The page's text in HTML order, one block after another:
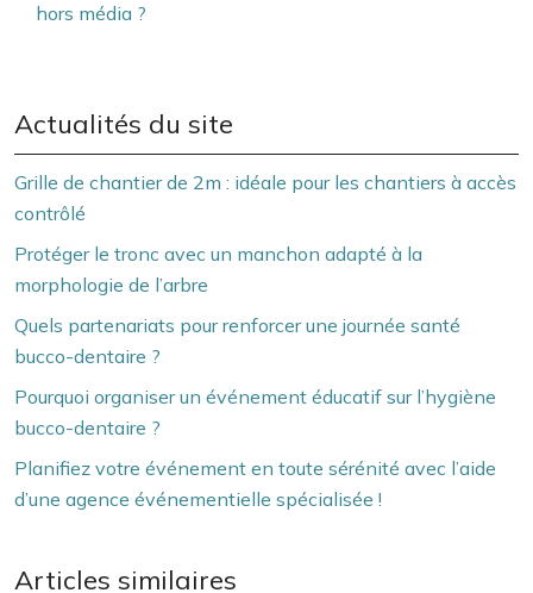
hors média ?
Actualités du site
Grille de chantier de 2m : idéale pour les chantiers à accès
contrôlé
Protéger le tronc avec un manchon adapté à la
morphologie de l’arbre
Quels partenariats pour renforcer une journée santé
bucco-dentaire ?
Pourquoi organiser un événement éducatif sur l’hygiène
bucco-dentaire ?
Planifiez votre événement en toute sérénité avec l’aide
d’une agence événementielle spécialisée !
Articles similaires